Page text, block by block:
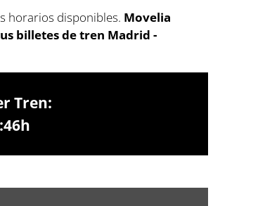
horarios disponibles. Movelia
billetes de tren Madrid -
Tren: